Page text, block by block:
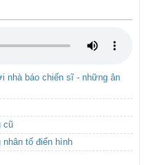
nhà báo chiến sĩ - những ân
cũ
tố điển hình